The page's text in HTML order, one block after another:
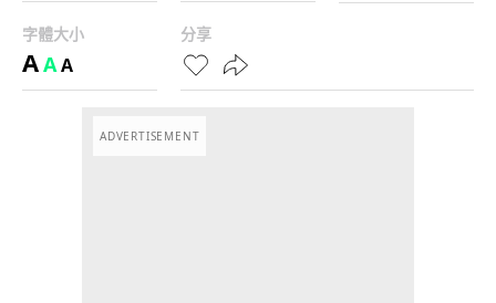
字體大小
AAA
分享
ADVERTISEMENT